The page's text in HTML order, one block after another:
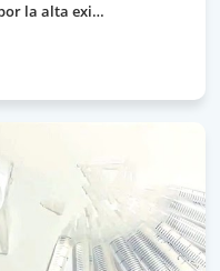
la alta exi…